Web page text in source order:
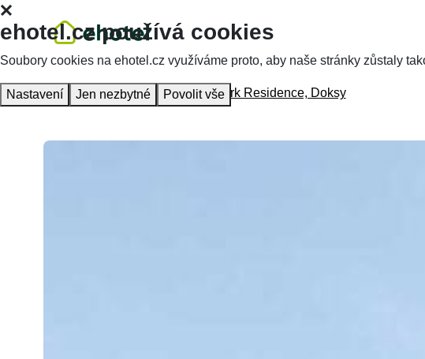
Hlavní stránka Ubytování Lakepark Residence, Doksy
ehotel.cz používá cookies
Soubory cookies na ehotel.cz využíváme proto, aby naše stránky zůstaly
Nastavení Jen nezbytné Povolit vše